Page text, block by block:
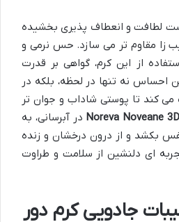
لطافت و انعطاف پذیری بخشیده
زا مقاوم تر می سازد. حس نرمی و
از این کرم، گواهی بر قدرت
احساس نه تنها در لحظه، بلکه در
کند تا پوستی شاداب و جوان تر
در آبرسانی، به
بکشد و از درون درخشان و زنده
ای دلنشین از سلامت و طراوت
جادویی کرم دور